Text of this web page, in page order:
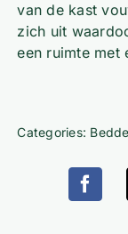
van de kast
zich uit
een ruimte met
Categories: